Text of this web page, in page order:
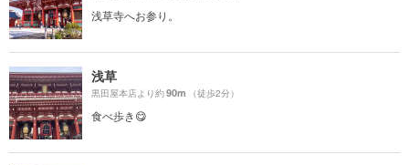
浅草寺へお参り。
浅草
黒田屋本店より約90m （徒歩2分）
食べ歩き😋